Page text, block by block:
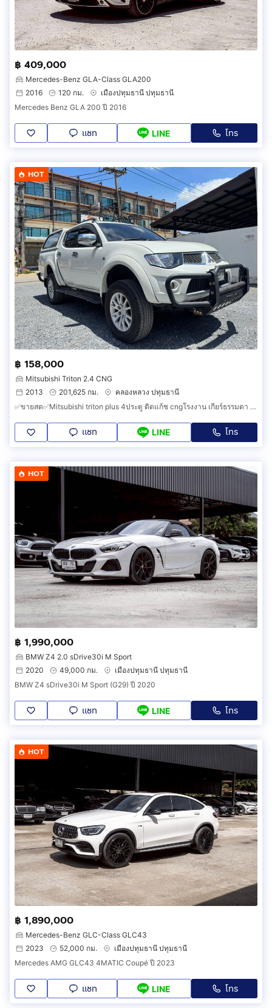
฿ 409,000
Mercedes-Benz GLA-Class GLA200
2016
120 กม.
เมืองปทุมธานี ปทุมธานี
Mercedes Benz GLA 200 ปี 2016
แชท LINE โทร
HOT
฿ 158,000
Mitsubishi Triton 2.4 CNG
2013
201,625 กม.
คลองหลวง ปทุมธานี
✅ขายสด✅Mitsubishi triton plus 4ประตู ติดแก้ช cngโรงงาน เกียร์ธรรมดา ปี2013✅รถมือเดียว✅
แชท LINE โทร
HOT
฿ 1,990,000
BMW Z4 2.0 sDrive30i M Sport
2020
49,000 กม.
เมืองปทุมธานี ปทุมธานี
BMW Z4 sDrive30i M Sport (G29) ปี 2020
แชท LINE โทร
HOT
฿ 1,890,000
Mercedes-Benz GLC-Class GLC43
2023
52,000 กม.
เมืองปทุมธานี ปทุมธานี
Mercedes AMG GLC43 4MATIC Coupé ปี 2023
แชท LINE โทร